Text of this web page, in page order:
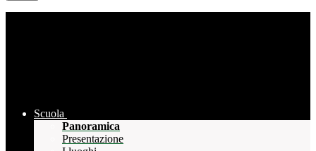
Scuola
Panoramica
Presentazione